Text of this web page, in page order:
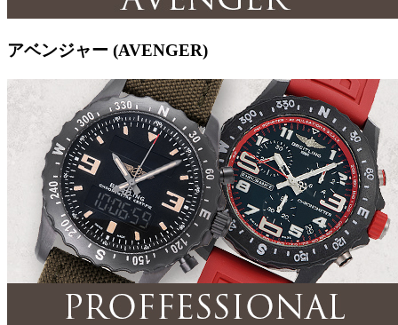
アベンジャー (AVENGER)